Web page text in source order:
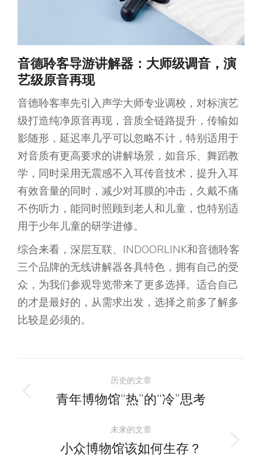
音德聆客导游讲解器：大师级调音，演
艺级原音再现
音德聆客率先引入声学大师专业调校，对标演艺
级打造纯净原音再现，音质全链路提升，传输如
影随形，延迟率几乎可以忽略不计，特别适用于
对音质有更高要求的讲解场景，如音乐、舞蹈教
学，同时采用无震感不入耳传音技术，提升入耳
有效音量的同时，减少对耳膜的冲击，久戴不痛
不伤听力，能同时照顾到老人和儿童，也特别适
用于少年儿童的研学进修。
综合来看，深层互联、INDOORLINK和音德聆客
三个品牌的无线讲解器各具特色，拥有自己的受
众，为我们参观导览带来了更多选择。适合自己
的才是最好的，从需求出发，选择之前多了解多
比较是必须的。
文
章
历史的文章
历
的
文
青年博物馆“热”的“冷”思考
未来的文章
未
小众博物馆该如何生存？